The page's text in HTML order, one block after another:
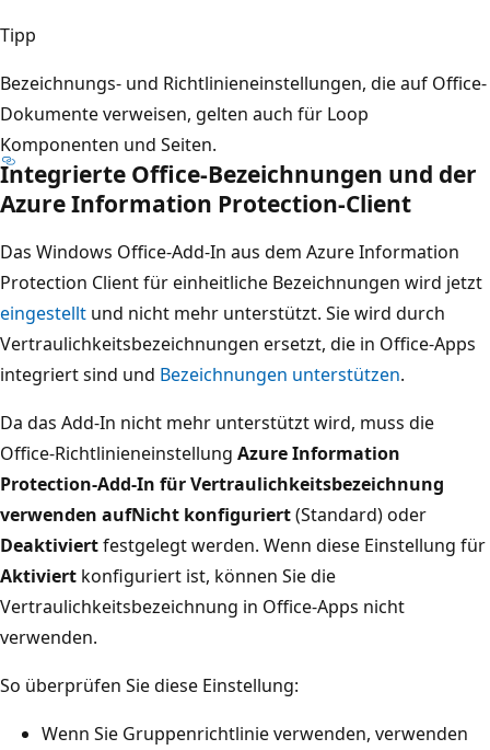
Tipp
Bezeichnungs- und Richtlinieneinstellungen, die auf Office-
Dokumente verweisen, gelten auch für Loop
Komponenten und Seiten.
Integrierte Office-Bezeichnungen und der
Azure Information Protection-Client
Das Windows Office-Add-In aus dem Azure Information
Protection Client für einheitliche Bezeichnungen wird jetzt
eingestellt und nicht mehr unterstützt. Sie wird durch
Vertraulichkeitsbezeichnungen ersetzt, die in Office-Apps
integriert sind und Bezeichnungen unterstützen.
Da das Add-In nicht mehr unterstützt wird, muss die
Office-Richtlinieneinstellung Azure Information
Protection-Add-In für Vertraulichkeitsbezeichnung
verwenden aufNicht konfiguriert(Standard) oder
Deaktiviertfestgelegt werden. Wenn diese Einstellung für
Aktiviert konfiguriert ist, können Sie die
Vertraulichkeitsbezeichnung in Office-Apps nicht
verwenden.
So überprüfen Sie diese Einstellung:
Wenn Sie Gruppenrichtlinie verwenden, verwenden